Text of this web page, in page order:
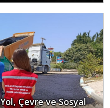
Çevre ve Sosyal